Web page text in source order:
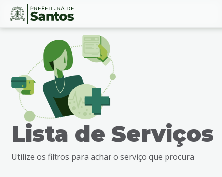
Ir
busca
Conteúdo
Lista de Serviços
Utilize os filtros para achar o serviço que procura